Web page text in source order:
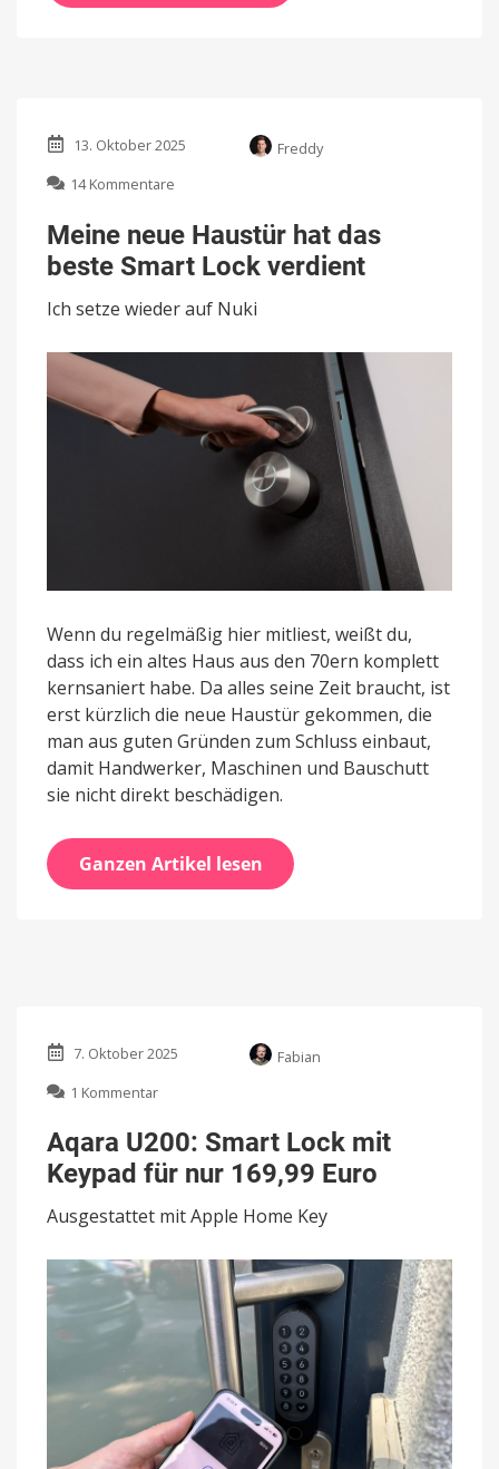
13. Oktober 2025
Freddy
14 Kommentare
neue
Haustür
hat
beste
Lock
Meine neue Haustür hat das
beste Smart Lock verdient
Ich setze wieder auf Nuki
Wenn du regelmäßig hier mitliest, weißt du,
dass ich ein altes Haus aus den 70ern komplett
kernsaniert habe. Da alles seine Zeit braucht, ist
erst kürzlich die neue Haustür gekommen, die
man aus guten Gründen zum Schluss einbaut,
damit Handwerker, Maschinen und Bauschutt
sie nicht direkt beschädigen.
Ganzen Artikel lesen
7. Oktober 2025
Fabian
1 Kommentar
U200:
Smart
Lock
Keypad
nur
169,99
Aqara U200: Smart Lock mit
Keypad für nur 169,99 Euro
Ausgestattet mit Apple Home Key